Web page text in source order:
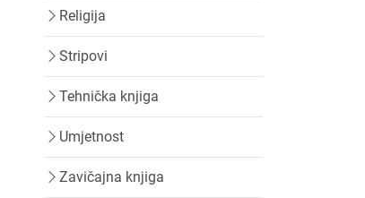
Religija
Stripovi
Tehnička knjiga
Umjetnost
Zavičajna knjiga